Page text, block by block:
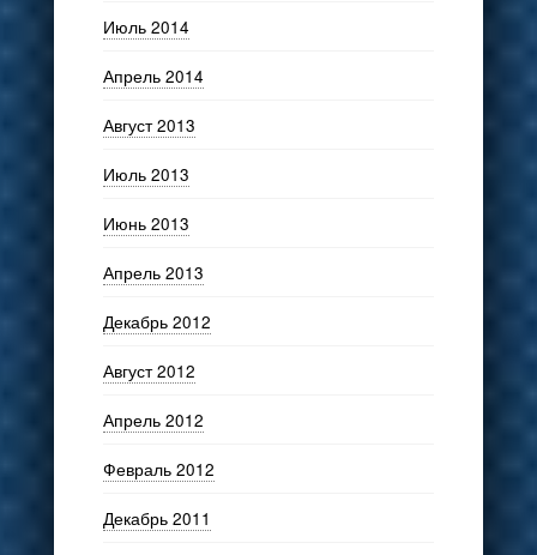
Июль 2014
Апрель 2014
Август 2013
Июль 2013
Июнь 2013
Апрель 2013
Декабрь 2012
Август 2012
Апрель 2012
Февраль 2012
Декабрь 2011